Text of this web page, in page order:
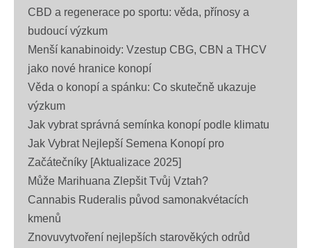
CBD a regenerace po sportu: věda, přínosy a
budoucí výzkum
Menší kanabinoidy: Vzestup CBG, CBN a THCV
jako nové hranice konopí
Věda o konopí a spánku: Co skutečně ukazuje
výzkum
Jak vybrat správná semínka konopí podle klimatu
Jak Vybrat Nejlepší Semena Konopí pro
Začátečníky [Aktualizace 2025]
Může Marihuana Zlepšit Tvůj Vztah?
Cannabis Ruderalis původ samonakvétacích
kmenů
Znovuvytvoření nejlepších starověkých odrůd